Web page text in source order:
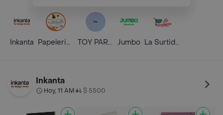
Inkanta Papeleria Y Cacharreria Luci TOY PARQUE COLINA Jumbo La Surtidora Papelería Y Fiestas
Inkanta
Hoy, 11 AM• $ 5500